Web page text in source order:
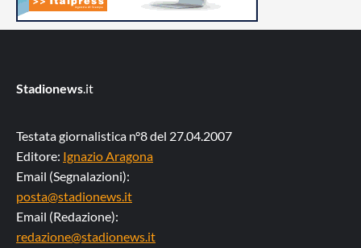
Stadionews.it
Testata giornalistica n°8 del 27.04.2007
Editore: Ignazio Aragona
Email (Segnalazioni):
posta@stadionews.it
Email (Redazione):
redazione@stadionews.it